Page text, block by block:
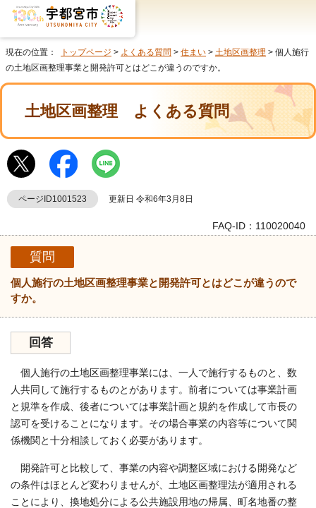
現在の位置： トップページ > よくある質問 > 住まい > 土地区画整理 > 個人施行
の土地区画整理事業と開発許可とはどこが違うのですか。
土地区画整理 よくある質問
ページID1001523 更新日 令和6年3月8日
FAQ-ID：110020040
質問
個人施行の土地区画整理事業と開発許可とはどこが違うので
すか。
回答
個人施行の土地区画整理事業には、一人で施行するものと、数
人共同して施行するものとがあります。前者については事業計画
と規準を作成、後者については事業計画と規約を作成して市長の
認可を受けることになります。その場合事業の内容等について関
係機関と十分相談しておく必要があります。
開発許可と比較して、事業の内容や調整区域における開発など
の条件はほとんど変わりませんが、土地区画整理法が適用される
ことにより、換地処分による公共施設用地の帰属、町名地番の整